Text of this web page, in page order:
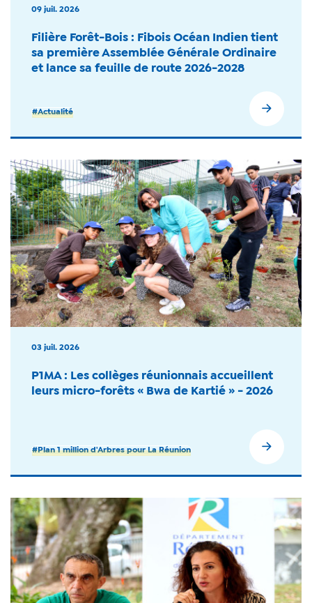
09 juil. 2026
Filière Forêt-Bois : Fibois Océan Indien tient
sa première Assemblée Générale Ordinaire
et lance sa feuille de route 2026-2028
#Actualité
03 juil. 2026
P1MA : Les collèges réunionnais accueillent
leurs micro-forêts « Bwa de Kartié » - 2026
#Plan 1 million d'Arbres pour La Réunion